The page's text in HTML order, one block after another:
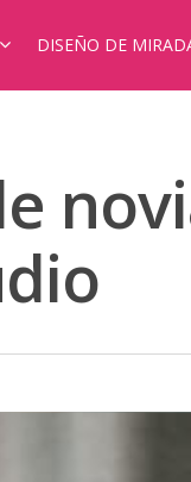
DISEÑO DE